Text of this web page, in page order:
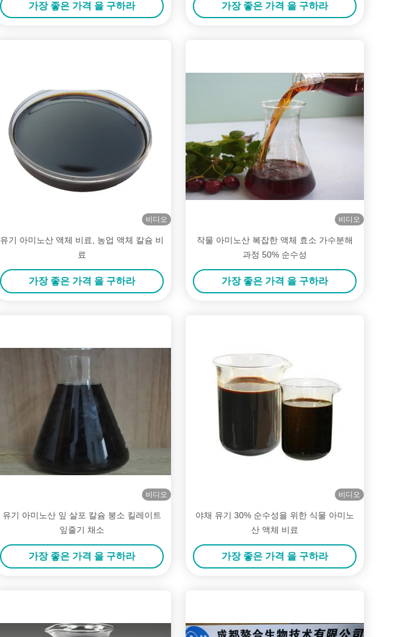
가장 좋은 가격 을 구하라 가장 좋은 가격 을 구하라
비디오
유기 아미노산 액체 비료, 농업 액체 칼슘 비
료
가장 좋은 가격 을 구하라
비디오
작물 아미노산 복잡한 액체 효소 가수분해
과정 50% 순수성
가장 좋은 가격 을 구하라
비디오
유기 아미노산 잎 살포 칼슘 붕소 킬레이트
잎줄기 채소
가장 좋은 가격 을 구하라
비디오
야채 유기 30% 순수성을 위한 식물 아미노
산 액체 비료
가장 좋은 가격 을 구하라